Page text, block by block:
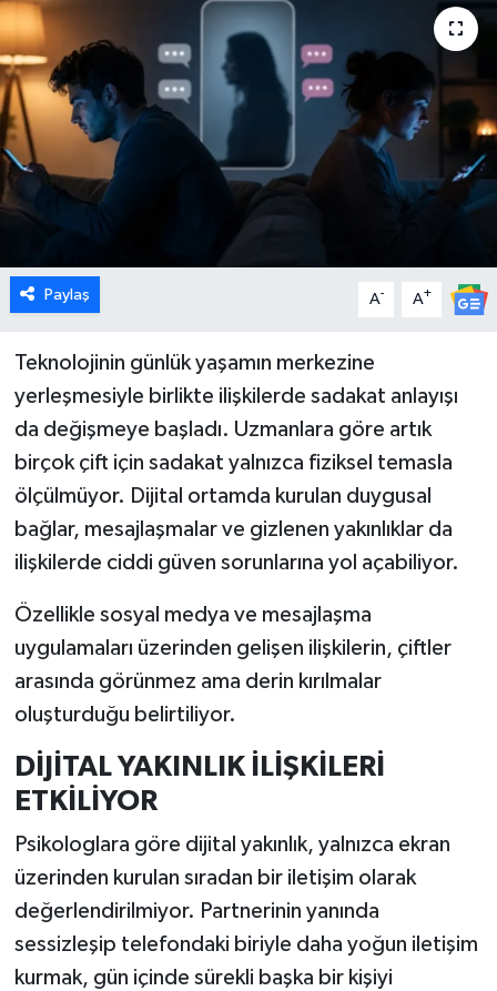
Paylaş A- A+
Teknolojinin günlük yaşamın merkezine
yerleşmesiyle birlikte ilişkilerde sadakat anlayışı
da değişmeye başladı. Uzmanlara göre artık
birçok çift için sadakat yalnızca fiziksel temasla
ölçülmüyor. Dijital ortamda kurulan duygusal
bağlar, mesajlaşmalar ve gizlenen yakınlıklar da
ilişkilerde ciddi güven sorunlarına yol açabiliyor.
Özellikle sosyal medya ve mesajlaşma
uygulamaları üzerinden gelişen ilişkilerin, çiftler
arasında görünmez ama derin kırılmalar
oluşturduğu belirtiliyor.
DİJİTAL YAKINLIK İLİŞKİLERİ
ETKİLİYOR
Psikologlara göre dijital yakınlık, yalnızca ekran
üzerinden kurulan sıradan bir iletişim olarak
değerlendirilmiyor. Partnerinin yanında
sessizleşip telefondaki biriyle daha yoğun iletişim
kurmak, gün içinde sürekli başka bir kişiyi
Emet
Foto Galeri
Gediz
Gündem
İlçeler
Köşe Yazıları
Kütahya
Magazin
Otomobil
Politika
Resmi İlan
Rüya Tabirleri
Sağlık